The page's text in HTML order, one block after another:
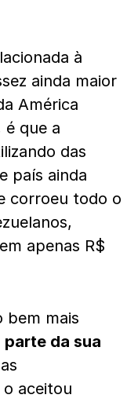
à
ainda maior
América
é que a
das
país ainda
corroeu todo o
apenas R$
bem mais
parte da sua
aceitou